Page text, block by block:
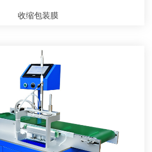
收缩包装膜